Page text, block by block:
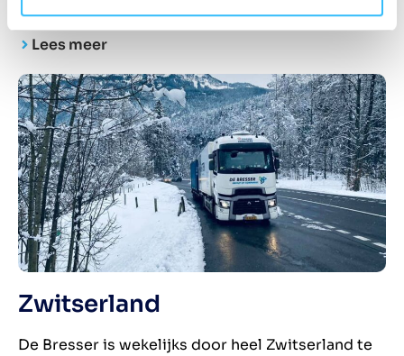
of groupage zending verzorgen.
Lees meer
Zwitserland
De Bresser is wekelijks door heel Zwitserland te